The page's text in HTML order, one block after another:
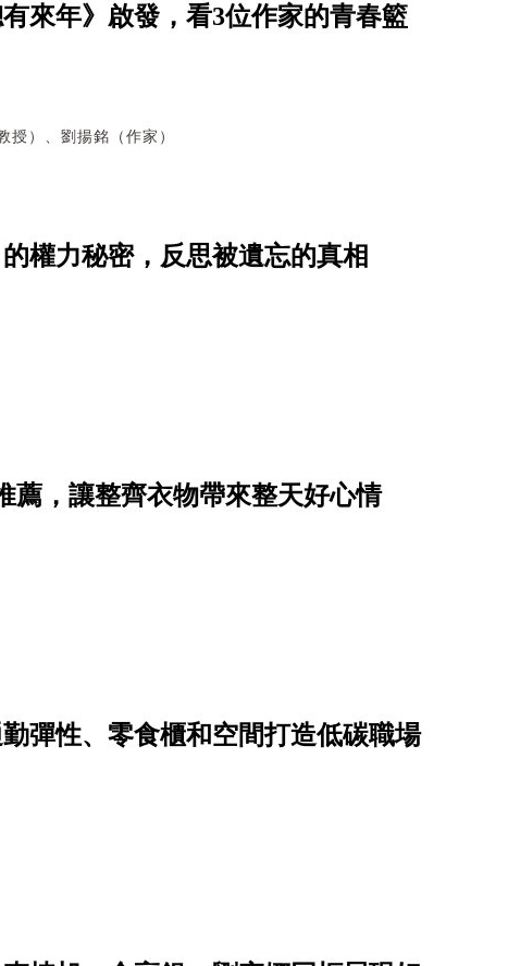
來年》啟發，看3位作家的青春籃
）、劉揚銘（作家）
權力秘密，反思被遺忘的真相
薦，讓整齊衣物帶來整天好心情
彈性、零食櫃和空間打造低碳職場